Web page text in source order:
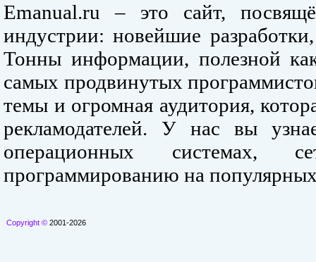
Emanual.ru – это сайт,
индустрии: новейшие
Тонны информации, полезной
самых продвинутых
темы и огромная аудитория,
рекламодателей. У нас вы
операционных системах,
программированию на
Copyright © 2001-2026